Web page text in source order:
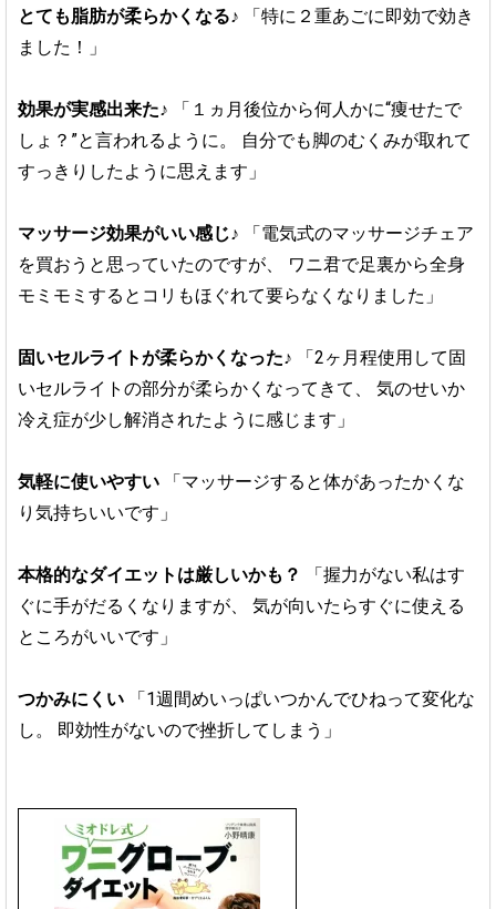
とても脂肪が柔らかくなる♪ 「特に２重あごに即効で効き
ました！」
効果が実感出来た♪ 「１ヵ月後位から何人かに“痩せたで
しょ？”と言われるように。
自分でも脚のむくみが取れて
すっきりしたように思えます」
マッサージ効果がいい感じ♪ 「電気式のマッサージチェア
を買おうと思っていたのですが、
ワニ君で足裏から全身
モミモミするとコリもほぐれて要らなくなりました」
固いセルライトが柔らかくなった♪ 「2ヶ月程使用して固
いセルライトの部分が柔らかくなってきて、
気のせいか
冷え症が少し解消されたように感じます」
気軽に使いやすい 「マッサージすると体があったかくな
り気持ちいいです」
本格的なダイエットは厳しいかも？
「握力がない私はす
ぐに手がだるくなりますが、
気が向いたらすぐに使える
ところがいいです」
つかみにくい 「1週間めいっぱいつかんでひねって変化な
し。
即効性がないので挫折してしまう」